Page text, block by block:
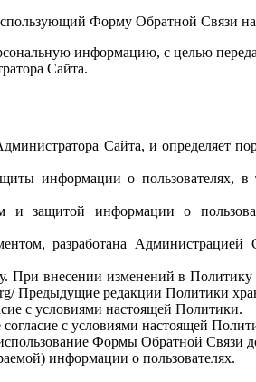
Форму Обратной Связи на
информацию, с целью
Сайта.
Сайта, и определяет
информации о пользователях,
и защитой информации о
разработана
внесении изменений в
Предыдущие редакции Политики
с условиями настоящей Политики.
с условиями настоящей
Формы Обратной Связи
информации о пользователях.